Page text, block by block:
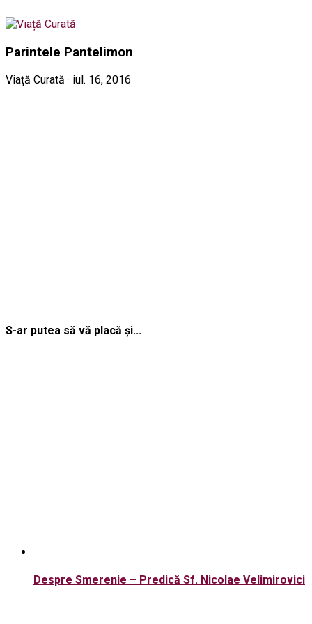
Parintele Pantelimon
Viață Curată · iul. 16, 2016
S-ar putea să vă placă și...
Despre Smerenie – Predică Sf. Nicolae Velimirovici